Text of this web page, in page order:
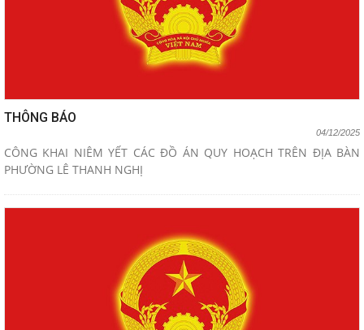
THÔNG BÁO
04/12/2025
CÔNG KHAI NIÊM YẾT CÁC ĐỒ ÁN QUY HOẠCH TRÊN ĐỊA BÀN
PHƯỜNG LÊ THANH NGHỊ